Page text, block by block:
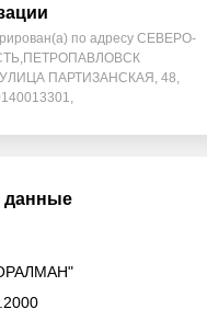
по адресу СЕВЕРО-
ПАРТИЗАНСКАЯ, 48,
данные